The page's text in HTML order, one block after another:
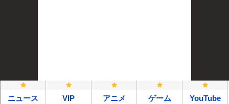
ニュース VIP アニメ ゲーム YouTube